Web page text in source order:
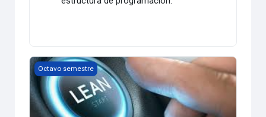
ADMINISTRACIÓN DE LA PRODUCCIÓN ESBELTA
Octavo semestre